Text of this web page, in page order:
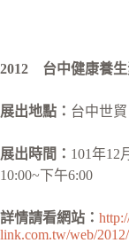
2012 台中健康養生
展出地點： 台中世
展出時間： 101年12
10:00~下午6:00
詳情請看網站：
link.com.tw/web/